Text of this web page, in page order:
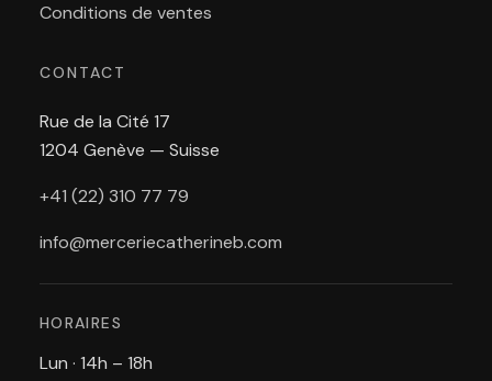
Conditions de ventes
CONTACT
Rue de la Cité 17
1204 Genève — Suisse
+41 (22) 310 77 79
info@merceriecatherineb.com
HORAIRES
Lun · 14h – 18h